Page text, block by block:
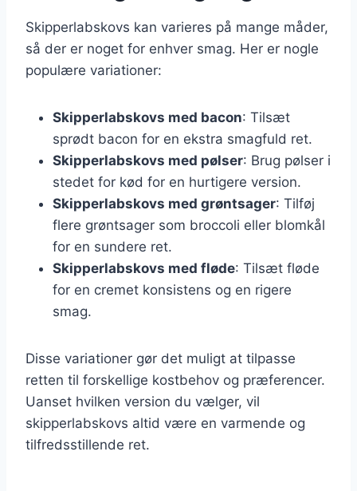
Skipperlabskovs kan varieres på mange måder,
så der er noget for enhver smag. Her er nogle
populære variationer:
Skipperlabskovs med bacon: Tilsæt
sprødt bacon for en ekstra smagfuld ret.
Skipperlabskovs med pølser: Brug pølser i
stedet for kød for en hurtigere version.
Skipperlabskovs med grøntsager: Tilføj
flere grøntsager som broccoli eller blomkål
for en sundere ret.
Skipperlabskovs med fløde: Tilsæt fløde
for en cremet konsistens og en rigere
smag.
Disse variationer gør det muligt at tilpasse
retten til forskellige kostbehov og præferencer.
Uanset hvilken version du vælger, vil
skipperlabskovs altid være en varmende og
tilfredsstillende ret.